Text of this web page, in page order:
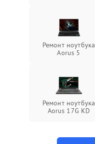
Ремонт ноутбука
Aorus 5
Ремонт ноутбука
Aorus 17G KD